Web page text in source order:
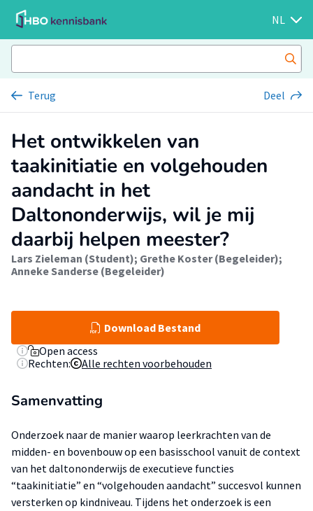
NL
Terug Deel
Het ontwikkelen van
taakinitiatie en volgehouden
aandacht in het
Daltononderwijs, wil je mij
daarbij helpen meester?
Lars Zieleman (Student); Grethe Koster (Begeleider);
Anneke Sanderse (Begeleider)
Download Bestand
Open access
Rechten:
Alle rechten voorbehouden
Samenvatting
Onderzoek naar de manier waarop leerkrachten van de
midden- en bovenbouw op een basisschool vanuit de context
van het daltononderwijs de executieve functies
“taakinitiatie” en “volgehouden aandacht” succesvol kunnen
versterken op kindniveau. Tijdens het onderzoek is een